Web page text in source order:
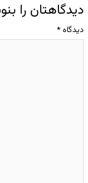
دیدگاهتان را
دیدگاه*